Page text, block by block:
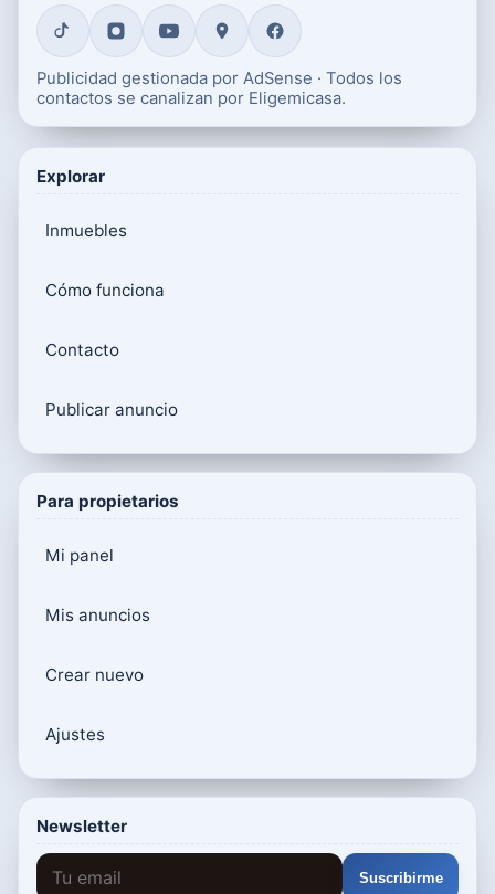
Publicidad gestionada por AdSense · Todos los
contactos se canalizan por Eligemicasa.
Explorar
Inmuebles
Cómo funciona
Contacto
Publicar anuncio
Para propietarios
Mi panel
Mis anuncios
Crear nuevo
Ajustes
Newsletter
Suscribirme